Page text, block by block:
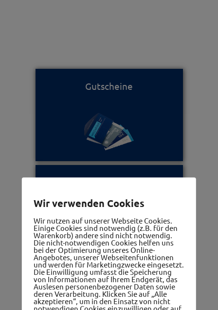
Gutscheine
Frauennetzwerk
Wir verwenden Cookies
Wir nutzen auf unserer Webseite Cookies.
Einige Cookies sind notwendig (z.B. für den
Warenkorb) andere sind nicht notwendig.
Die nicht-notwendigen Cookies helfen uns
bei der Optimierung unseres Online-
Angebotes, unserer Webseitenfunktionen
und werden für Marketingzwecke eingesetzt.
Die Einwilligung umfasst die Speicherung
von Informationen auf Ihrem Endgerät, das
Auslesen personenbezogener Daten sowie
deren Verarbeitung. Klicken Sie auf „Alle
akzeptieren“, um in den Einsatz von nicht
notwendigen Cookies einzuwilligen oder auf